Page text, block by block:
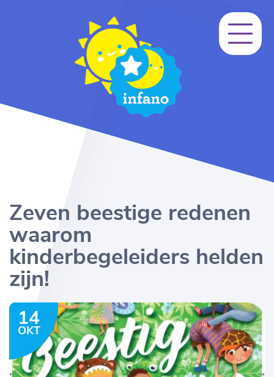
Zeven beestige redenen
waarom
kinderbegeleiders helden
zijn!
14
OKT